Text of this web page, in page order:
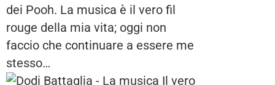
dei Pooh. La musica è il vero fil
rouge della mia vita; oggi non
faccio che continuare a essere me
stesso…